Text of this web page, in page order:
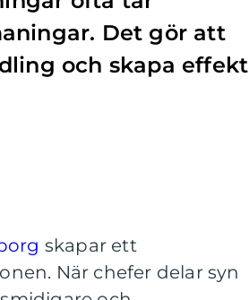
Det gör att
och skapa effekt
skapar ett
När chefer delar syn